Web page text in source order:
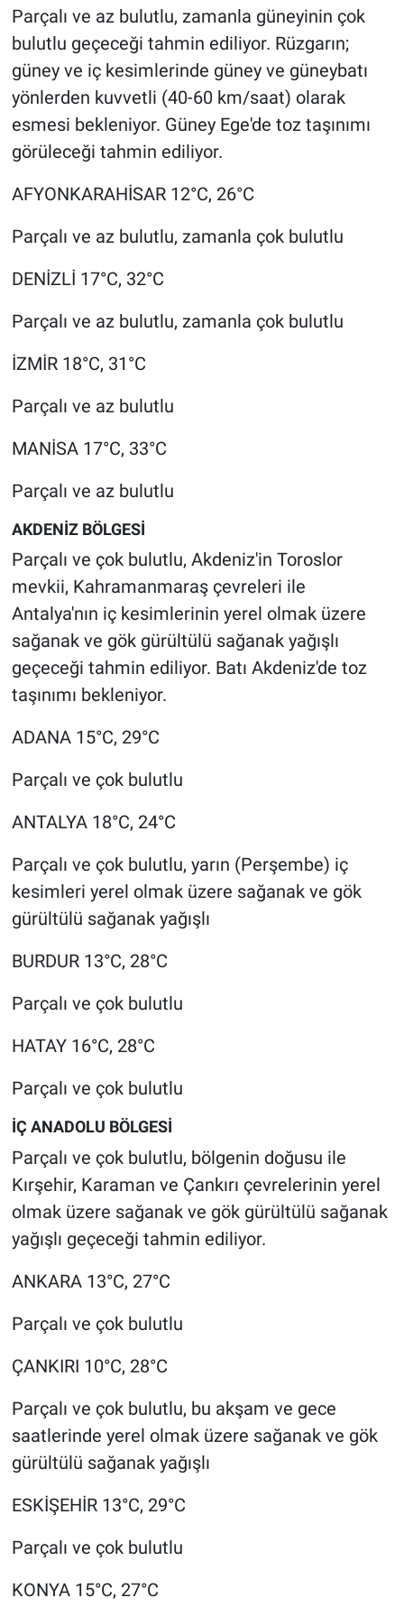
Parçalı ve az bulutlu, zamanla güneyinin çok
bulutlu geçeceği tahmin ediliyor. Rüzgarın;
güney ve iç kesimlerinde güney ve güneybatı
yönlerden kuvvetli (40-60 km/saat) olarak
esmesi bekleniyor. Güney Ege'de toz taşınımı
görüleceği tahmin ediliyor.
AFYONKARAHİSAR 12°C, 26°C
Parçalı ve az bulutlu, zamanla çok bulutlu
DENİZLİ 17°C, 32°C
Parçalı ve az bulutlu, zamanla çok bulutlu
İZMİR 18°C, 31°C
Parçalı ve az bulutlu
MANİSA 17°C, 33°C
Parçalı ve az bulutlu
AKDENİZ BÖLGESİ
Parçalı ve çok bulutlu, Akdeniz'in Toroslor
mevkii, Kahramanmaraş çevreleri ile
Antalya'nın iç kesimlerinin yerel olmak üzere
sağanak ve gök gürültülü sağanak yağışlı
geçeceği tahmin ediliyor. Batı Akdeniz'de toz
taşınımı bekleniyor.
ADANA 15°C, 29°C
Parçalı ve çok bulutlu
ANTALYA 18°C, 24°C
Parçalı ve çok bulutlu, yarın (Perşembe) iç
kesimleri yerel olmak üzere sağanak ve gök
gürültülü sağanak yağışlı
BURDUR 13°C, 28°C
Parçalı ve çok bulutlu
HATAY 16°C, 28°C
Parçalı ve çok bulutlu
İÇ ANADOLU BÖLGESİ
Parçalı ve çok bulutlu, bölgenin doğusu ile
Kırşehir, Karaman ve Çankırı çevrelerinin yerel
olmak üzere sağanak ve gök gürültülü sağanak
yağışlı geçeceği tahmin ediliyor.
ANKARA 13°C, 27°C
Parçalı ve çok bulutlu
ÇANKIRI 10°C, 28°C
Parçalı ve çok bulutlu, bu akşam ve gece
saatlerinde yerel olmak üzere sağanak ve gök
gürültülü sağanak yağışlı
ESKİŞEHİR 13°C, 29°C
Parçalı ve çok bulutlu
KONYA 15°C, 27°C